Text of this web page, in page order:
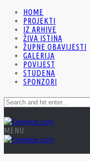
HOME
PROJEKTI
IZ ARHIVE
ŽIVA ISTINA
ŽUPNE OBAVIJESTI
GALERIJA
POVIJEST
STUDENA
SPONZORI
MENU